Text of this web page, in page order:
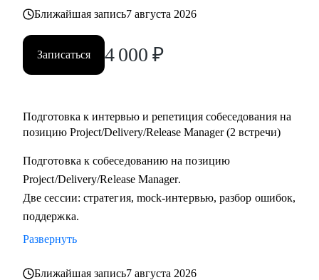
• Тимлидам и начинающим менеджерам, которым нужен
внешний взгляд на резюме, карьерный трек и точки роста.
• IT-специалистам, которые хотят системно подойти к
карьере, а не просто “стрелять откликами” в разные
Ближайшая запись7 августа 2026
Записаться 4 000 ₽
Подготовка к интервью и репетиция собеседования на
позицию Project/Delivery/Release Manager (2 встречи)
Подготовка к собеседованию на позицию
Project/Delivery/Release Manager.
Две сессии: стратегия, mock-интервью, разбор ошибок,
поддержка.
Развернуть
Ближайшая запись7 августа 2026